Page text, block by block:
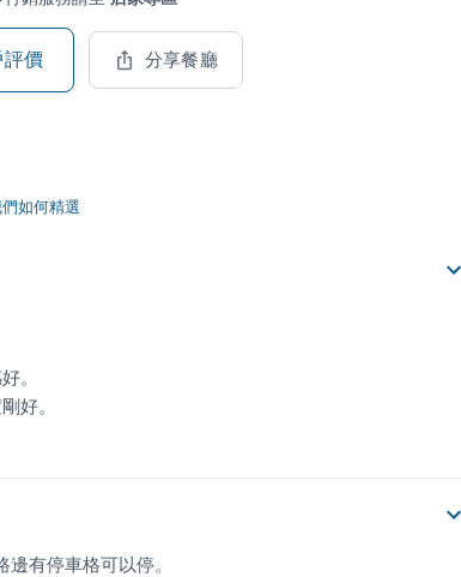
價 分享餐廳
如何精選
好。
有停車格可以停。